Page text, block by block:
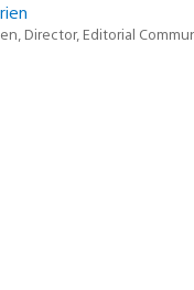
Director, Editorial